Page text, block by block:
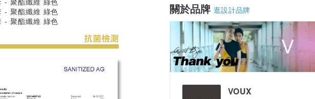
關於品牌 逛設計品牌
VOUX